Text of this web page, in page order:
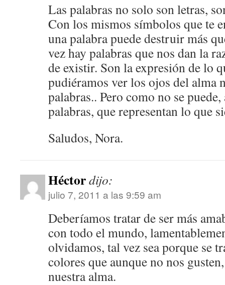
Las palabras no solo son letras,
Con los mismos símbolos que te
una palabra puede destruir más
vez hay palabras que nos dan la
de existir. Son la expresión de lo
pudiéramos ver los ojos del alma
palabras.. Pero como no se
palabras, que representan lo que
Saludos, Nora.
Héctordijo:
julio 7, 2011 a las 9:59 am
Deberíamos tratar de ser más
con todo el mundo,
olvidamos, tal vez sea porque se
colores que aunque no nos
nuestra alma.